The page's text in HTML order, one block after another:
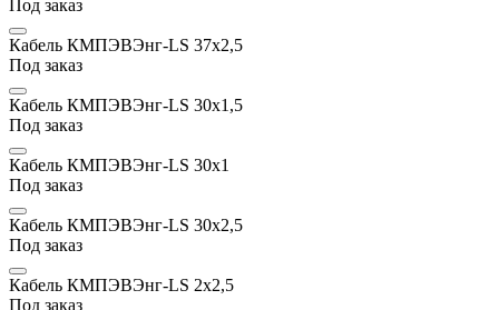
Под заказ
Кабель КМПЭВЭнг-LS 37х2,5
Под заказ
Кабель КМПЭВЭнг-LS 30х1,5
Под заказ
Кабель КМПЭВЭнг-LS 30х1
Под заказ
Кабель КМПЭВЭнг-LS 30х2,5
Под заказ
Кабель КМПЭВЭнг-LS 2х2,5
Под заказ